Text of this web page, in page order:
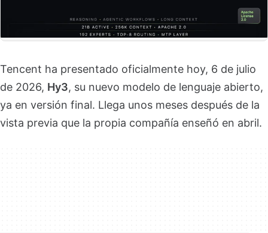
Tencent ha presentado oficialmente hoy, 6 de julio
de 2026, Hy3, su nuevo modelo de lenguaje abierto,
ya en versión final. Llega unos meses después de la
vista previa que la propia compañía enseñó en abril.